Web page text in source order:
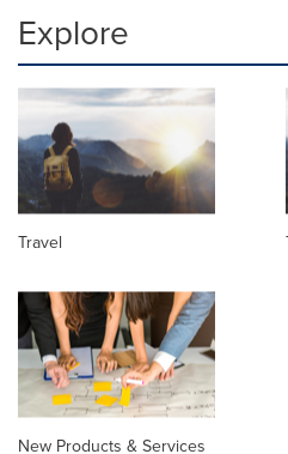
Explore
Travel
New Products & Services